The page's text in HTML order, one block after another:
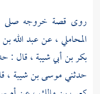
روى قصة خروجه صلى
المحاملي ،عنعبد الله
بكر بن أبي شيبة ،قال :
حدثنيموسى بن شيبة ،